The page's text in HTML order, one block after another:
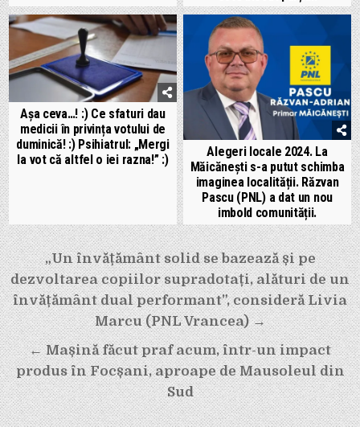
Așa ceva…! :) Ce sfaturi dau
medicii în privința votului de
duminică! :) Psihiatrul: „Mergi
la vot că altfel o iei razna!” :)
Alegeri locale 2024. La
Măicănești s-a putut schimba
imaginea localității. Răzvan
Pascu (PNL) a dat un nou
imbold comunității.
Navigare
în
articole
„Un învățământ solid se bazează și pe
dezvoltarea copiilor supradotați, alături de un
învățământ dual performant”, consideră Livia
Marcu (PNL Vrancea) →
← Mașină făcut praf acum, într-un impact
produs în Focșani, aproape de Mausoleul din
Sud